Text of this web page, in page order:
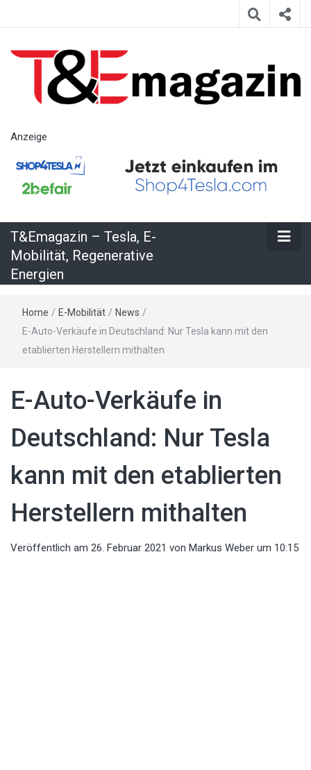
– Tesla, E-
Regenerative
Energien
Anzeige
T&Emagazin – Tesla, E-
Mobilität, Regenerative
Energien
Home / E-Mobilität / News /
E-Auto-Verkäufe in Deutschland: Nur Tesla kann mit den
etablierten Herstellern mithalten
E-Auto-Verkäufe in
Deutschland: Nur Tesla
kann mit den etablierten
Herstellern mithalten
Veröffentlich am 26. Februar 2021 von Markus Weber um 10:15